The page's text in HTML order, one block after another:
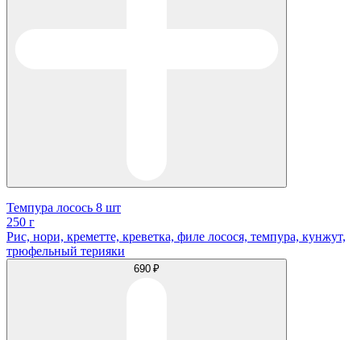
Темпура лосось 8 шт
250 г
Рис, нори, креметте, креветка, филе лосося, темпура, кунжут,
трюфельный терияки
690 ₽